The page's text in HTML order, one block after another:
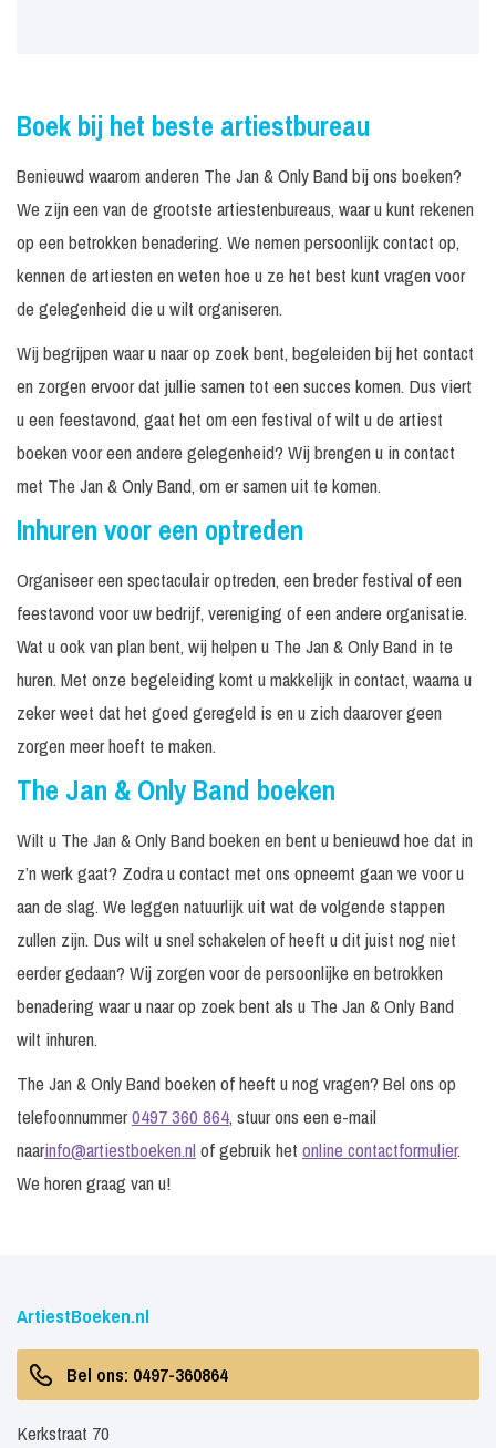
Boek bij het beste artiestbureau
Benieuwd waarom anderen The Jan & Only Band bij ons boeken?
We zijn een van de grootste artiestenbureaus, waar u kunt rekenen
op een betrokken benadering. We nemen persoonlijk contact op,
kennen de artiesten en weten hoe u ze het best kunt vragen voor
de gelegenheid die u wilt organiseren.
Wij begrijpen waar u naar op zoek bent, begeleiden bij het contact
en zorgen ervoor dat jullie samen tot een succes komen. Dus viert
u een feestavond, gaat het om een festival of wilt u de artiest
boeken voor een andere gelegenheid? Wij brengen u in contact
met The Jan & Only Band, om er samen uit te komen.
Inhuren voor een optreden
Organiseer een spectaculair optreden, een breder festival of een
feestavond voor uw bedrijf, vereniging of een andere organisatie.
Wat u ook van plan bent, wij helpen u The Jan & Only Band in te
huren. Met onze begeleiding komt u makkelijk in contact, waarna u
zeker weet dat het goed geregeld is en u zich daarover geen
zorgen meer hoeft te maken.
The Jan & Only Band boeken
Wilt u The Jan & Only Band boeken en bent u benieuwd hoe dat in
z’n werk gaat? Zodra u contact met ons opneemt gaan we voor u
aan de slag. We leggen natuurlijk uit wat de volgende stappen
zullen zijn. Dus wilt u snel schakelen of heeft u dit juist nog niet
eerder gedaan? Wij zorgen voor de persoonlijke en betrokken
benadering waar u naar op zoek bent als u The Jan & Only Band
wilt inhuren.
The Jan & Only Band boeken of heeft u nog vragen? Bel ons op
telefoonnummer0497 360 864, stuur ons een e-mail
naarinfo@artiestboeken.nlof gebruik het online contactformulier.
We horen graag van u!
ArtiestBoeken.nl
Bel ons: 0497-360864
Kerkstraat 70